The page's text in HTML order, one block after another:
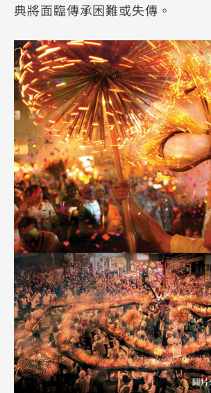
典將面臨傳承困難或失傳。